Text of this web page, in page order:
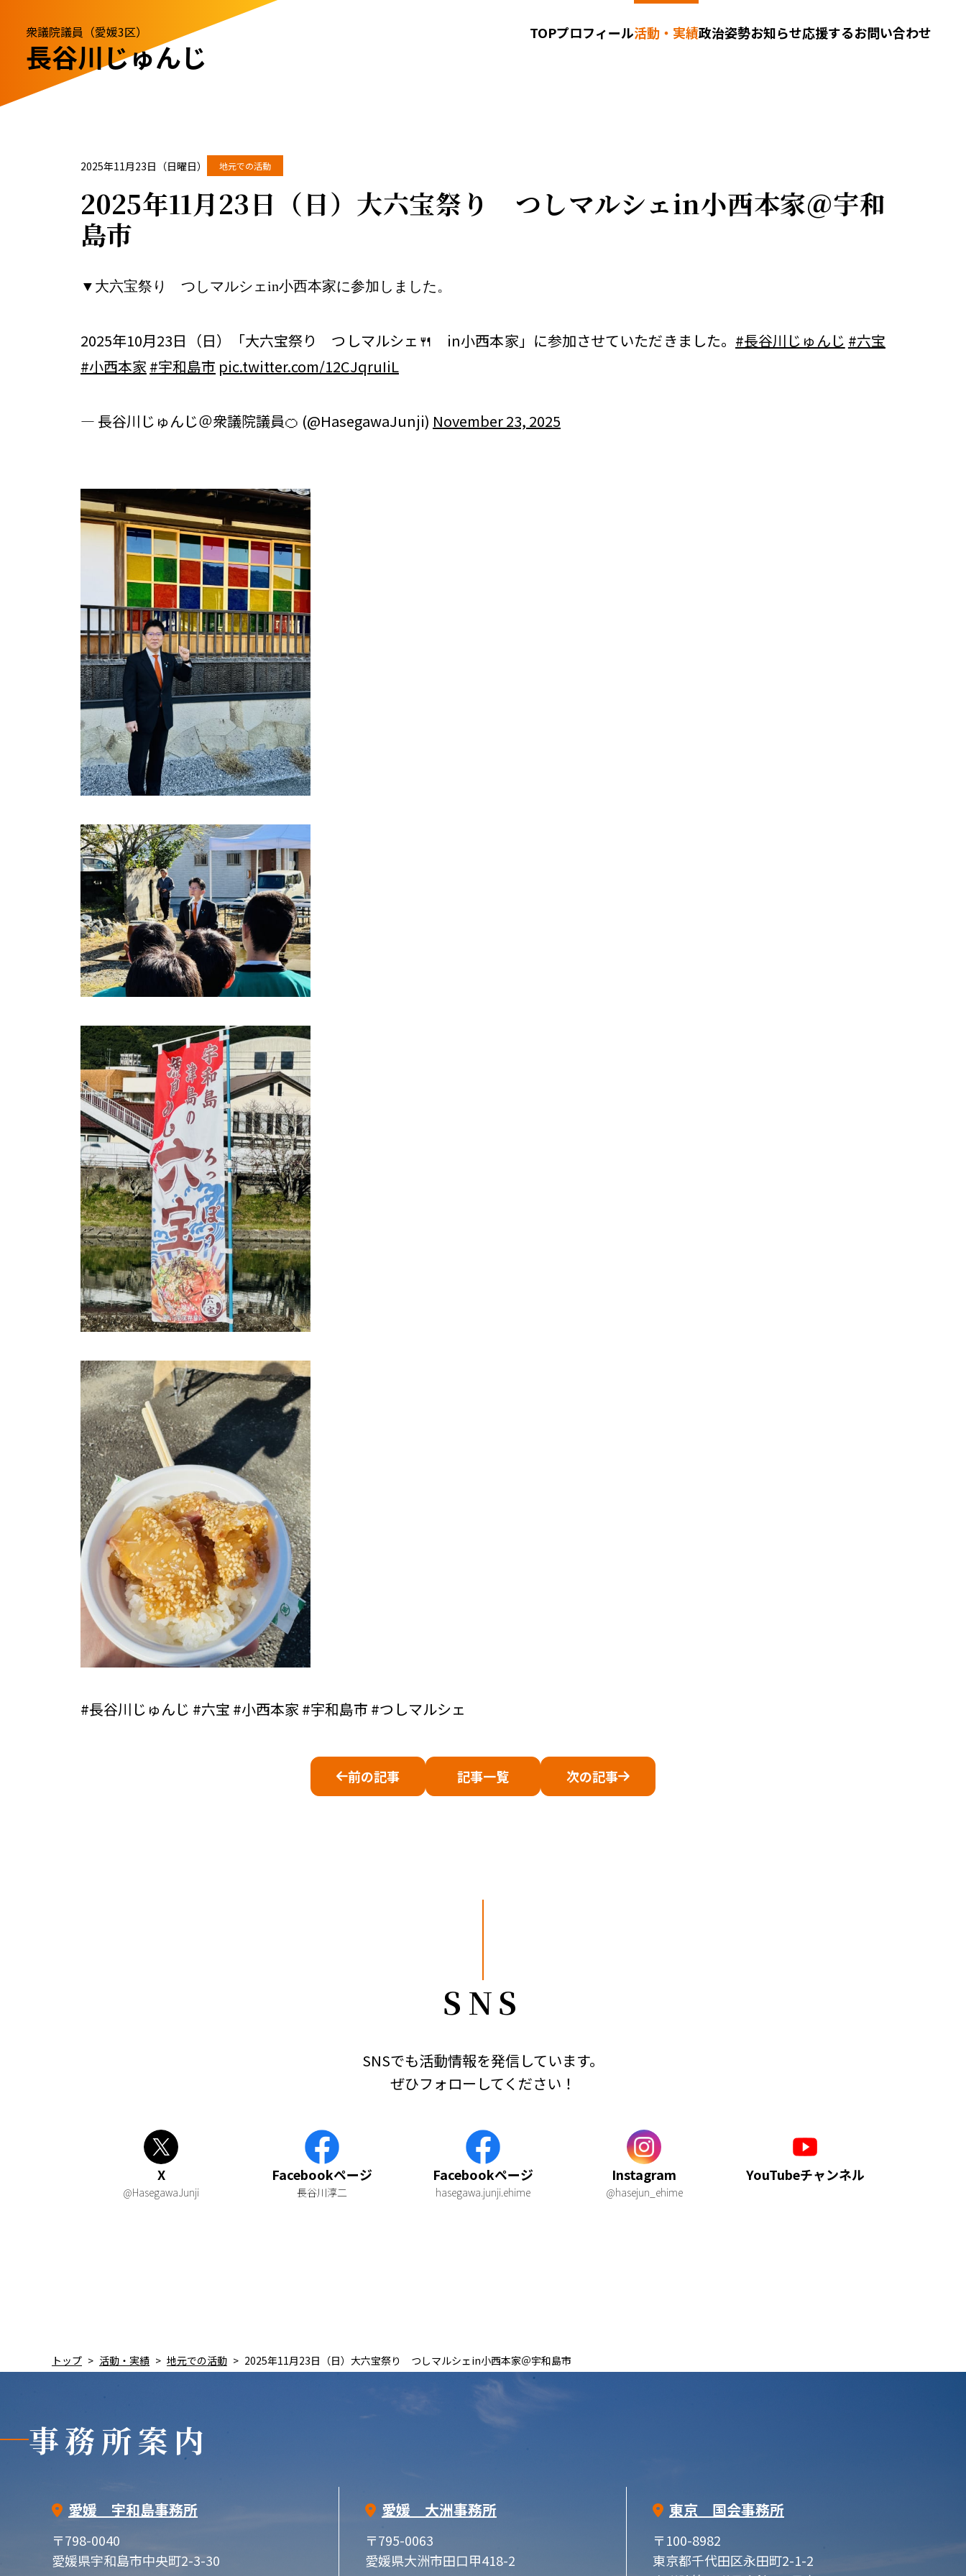
衆議院議員（愛媛3区）
長谷川じゅんじ
TOPプロフィール活動・実績政治姿勢お知らせ応援するお問い合わせ
2025年11月23日（日曜日） 地元での活動
2025年11月23日（日）大六宝祭り つしマルシェin小西本家＠宇和
島市
▼大六宝祭り つしマルシェin小西本家に参加しました。
2025年10月23日（日）「大六宝祭り つしマルシェ🍴 in小西本家」に参加させていただきました。 #長谷川じゅんじ #六宝
#小西本家 #宇和島市 pic.twitter.com/12CJqruIiL
— 長谷川じゅんじ＠衆議院議員🍊 (@HasegawaJunji) November 23, 2025
#長谷川じゅんじ #六宝 #小西本家 #宇和島市 #つしマルシェ
前の記事 記事一覧 次の記事
SNS
SNSでも活動情報を発信しています。
ぜひフォローしてください！
X
@HasegawaJunji
Facebookページ
長谷川淳二
Facebookページ
hasegawa.junji.ehime
Instagram
@hasejun_ehime
YouTubeチャンネル
トップ 活動・実績 地元での活動 2025年11月23日（日）大六宝祭り つしマルシェin小西本家＠宇和島市
事務所案内
愛媛 宇和島事務所
〒798-0040
愛媛県宇和島市中央町2-3-30
愛媛 大洲事務所
〒795-0063
愛媛県大洲市田口甲418-2
東京 国会事務所
〒100-8982
東京都千代田区永田町2-1-2